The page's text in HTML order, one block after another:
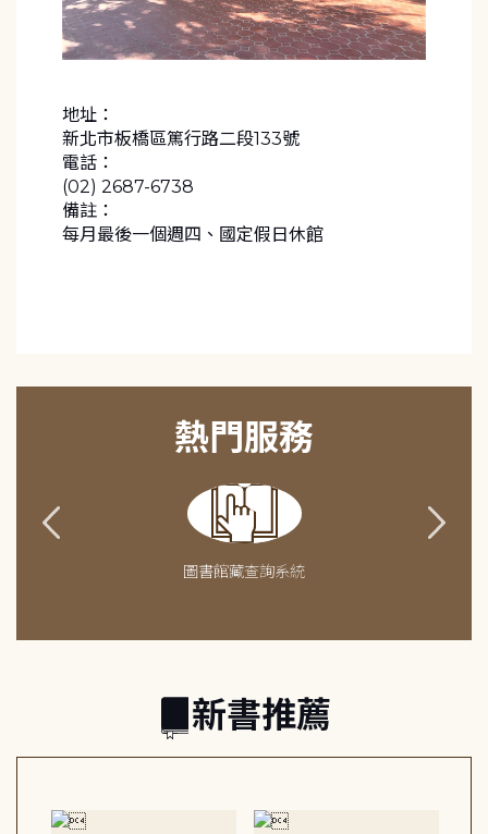
地址：
新北市板橋區篤行路二段133號
電話：
(02) 2687-6738
備註：
每月最後一個週四、國定假日休館
熱門服務
圖書館藏查詢系統
新書推薦